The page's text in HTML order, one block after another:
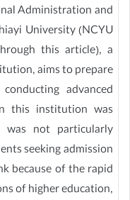
Administration and
University (NCYU
this article), a
aims to prepare
advanced
this institution was
was not particularly
seeking admission
because of the rapid
of higher education,